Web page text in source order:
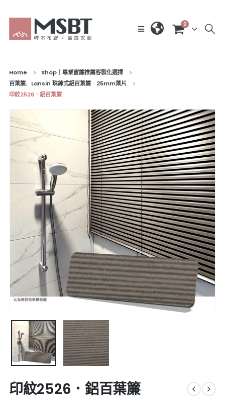
0
Home
Shop｜專業窗簾推薦客製化選擇
百葉簾, Lansin 珠鍊式鋁百葉簾 25mm葉片
印紋2526．鋁百葉簾
印紋2526．鋁百葉簾